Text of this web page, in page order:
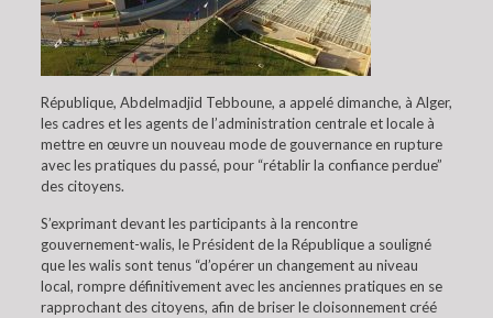
République, Abdelmadjid Tebboune, a appelé dimanche, à Alger,
les cadres et les agents de l’administration centrale et locale à
mettre en œuvre un nouveau mode de gouvernance en rupture
avec les pratiques du passé, pour “rétablir la confiance perdue”
des citoyens.
S’exprimant devant les participants à la rencontre
gouvernement-walis, le Président de la République a souligné
que les walis sont tenus “d’opérer un changement au niveau
local, rompre définitivement avec les anciennes pratiques en se
rapprochant des citoyens, afin de briser le cloisonnement créé